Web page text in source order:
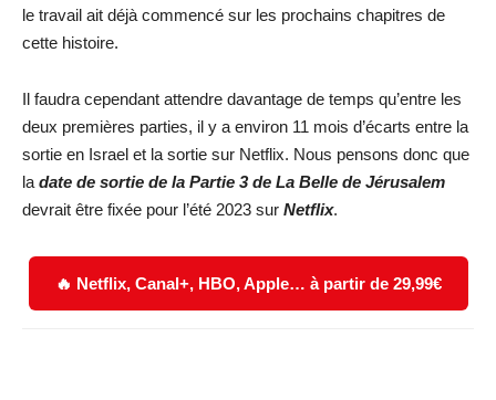
le travail ait déjà commencé sur les prochains chapitres de
cette histoire.
Il faudra cependant attendre davantage de temps qu’entre les
deux premières parties, il y a environ 11 mois d’écarts entre la
sortie en Israel et la sortie sur Netflix. Nous pensons donc que
la date de sortie de la Partie 3 de La Belle de Jérusalem
devrait être fixée pour l’été 2023 sur Netflix.
🔥 Netflix, Canal+, HBO, Apple… à partir de 29,99€